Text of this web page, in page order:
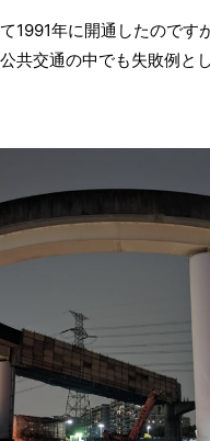
1991年に開通したのです
共交通の中でも失敗例と